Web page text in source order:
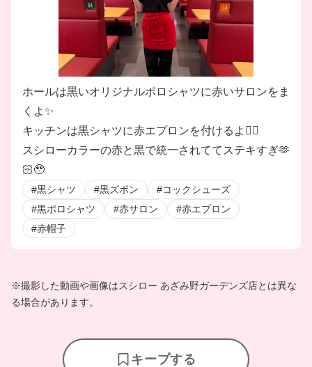
ホールは黒いオリジナルポロシャツに赤いサロンをま
くよ✨
キッチンは黒シャツに赤エプロンを付けるよ❤️‍🔥
スシローカラーの赤と黒で統一されててステキすぎ🫶
🏻🥹
#黒シャツ #黒ズボン
#コックシューズ
#黒ポロシャツ
#赤サロン
#赤エプロン
#赤帽子
※撮影した動画や画像はスシロー あざみ野ガーデンズ店とは異な
る場合があります。
キープする